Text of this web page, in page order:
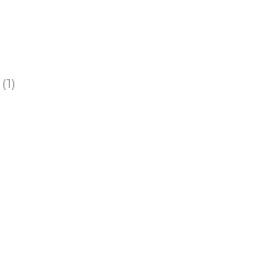
(1)